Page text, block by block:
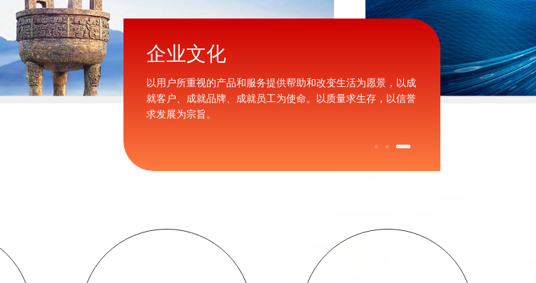
支持，并热忱欢迎各位
作!
企业文化
以用户所重视的产品和服务提供帮助和改变生活为愿景，以成
就客户、成就品牌、成就员工为使命。以质量求生存，以信誉
求发展为宗旨。
资料下载
不断满足客户进步
质量与服务。客户